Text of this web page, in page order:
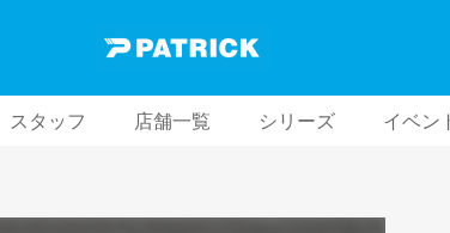
スタッフ 店舗一覧 シリーズ イベン